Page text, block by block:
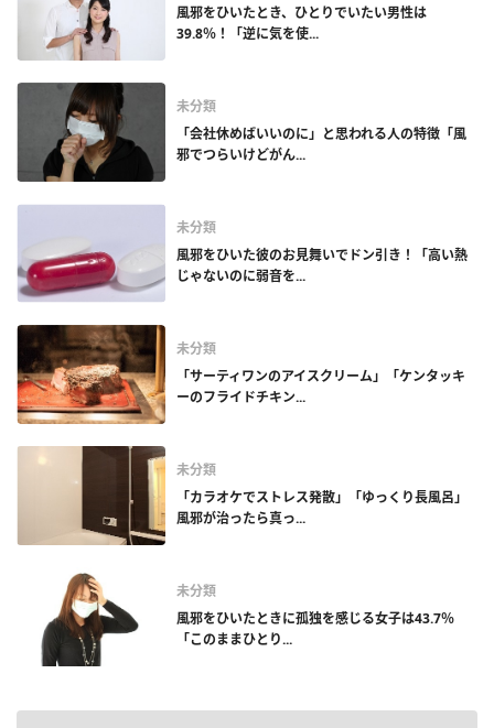
風邪をひいたとき、ひとりでいたい男性は
39.8％！「逆に気を使...
未分類
「会社休めばいいのに」と思われる人の特徴「風
邪でつらいけどがん...
未分類
風邪をひいた彼のお見舞いでドン引き！「高い熱
じゃないのに弱音を...
未分類
「サーティワンのアイスクリーム」「ケンタッキ
ーのフライドチキン...
未分類
「カラオケでストレス発散」「ゆっくり長風呂」
風邪が治ったら真っ...
未分類
風邪をひいたときに孤独を感じる女子は43.7％
「このままひとり...